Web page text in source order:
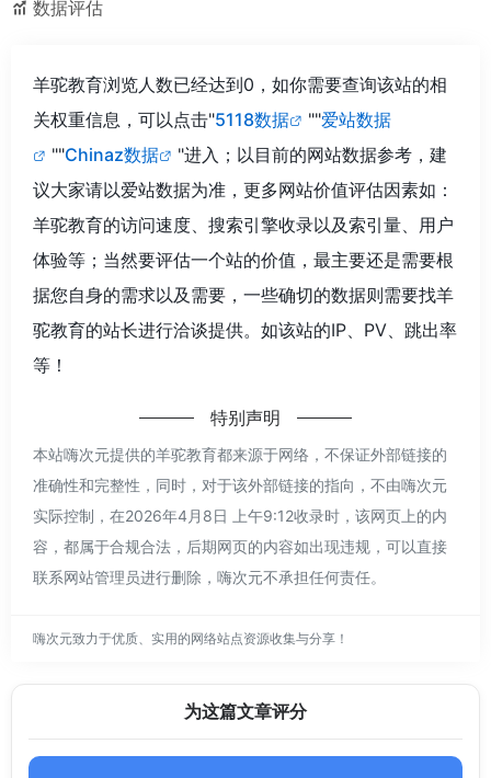
数据评估
羊驼教育浏览人数已经达到0，如你需要查询该站的相
关权重信息，可以点击"5118数据 ""爱站数据
""Chinaz数据
"进入；以目前的网站数据参考，建
议大家请以爱站数据为准，更多网站价值评估因素如：
羊驼教育的访问速度、搜索引擎收录以及索引量、用户
体验等；当然要评估一个站的价值，最主要还是需要根
据您自身的需求以及需要，一些确切的数据则需要找羊
驼教育的站长进行洽谈提供。如该站的IP、PV、跳出率
等！
特别声明
本站嗨次元提供的羊驼教育都来源于网络，不保证外部链接的
准确性和完整性，同时，对于该外部链接的指向，不由嗨次元
实际控制，在2026年4月8日 上午9:12收录时，该网页上的内
容，都属于合规合法，后期网页的内容如出现违规，可以直接
联系网站管理员进行删除，嗨次元不承担任何责任。
嗨次元致力于优质、实用的网络站点资源收集与分享！
为这篇文章评分